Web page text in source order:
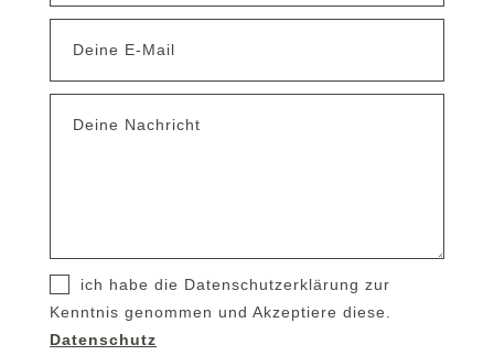
ich habe die Datenschutzerklärung zur
Kenntnis genommen und Akzeptiere diese.
Datenschutz